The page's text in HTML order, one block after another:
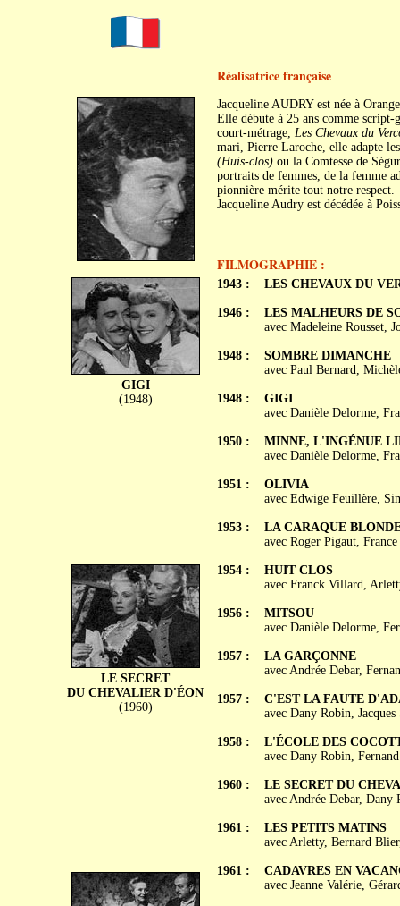
Réalisatrice française
Jacqueline AUDRY est née à
Elle débute à 25 ans comme script-
court-métrage, Les Chevaux du
mari, Pierre Laroche, elle adapte
(Huis-clos)ou la Comtesse de
portraits de femmes, de la femme
pionnière mérite tout notre respect.
Jacqueline Audry est décédée à
FILMOGRAPHIE :
GIGI
(1948)
LE SECRET
DU CHEVALIER D'ÉON
(1960)
1943 :
1946 :
1948 :
1948 :
1950 :
1951 :
1953 :
1954 :
1956 :
1957 :
1957 :
1958 :
1960 :
1961 :
1961 :
LES CHEVAUX DU
LES MALHEURS DE
avec Madeleine Rousset,
SOMBRE DIMANCHE
avec Paul Bernard,
GIGI
avec Danièle Delorme,
MINNE, L'INGÉNUE
avec Danièle Delorme,
OLIVIA
avec Edwige Feuillère,
LA CARAQUE
avec Roger Pigaut,
HUIT CLOS
avec Franck Villard,
MITSOU
avec Danièle Delorme,
LA GARÇONNE
avec Andrée Debar,
C'EST LA FAUTE
avec Dany Robin,
L'ÉCOLE DES
avec Dany Robin,
LE SECRET DU
avec Andrée Debar,
LES PETITS MATINS
avec Arletty, Bernard
CADAVRES EN
avec Jeanne Valérie,